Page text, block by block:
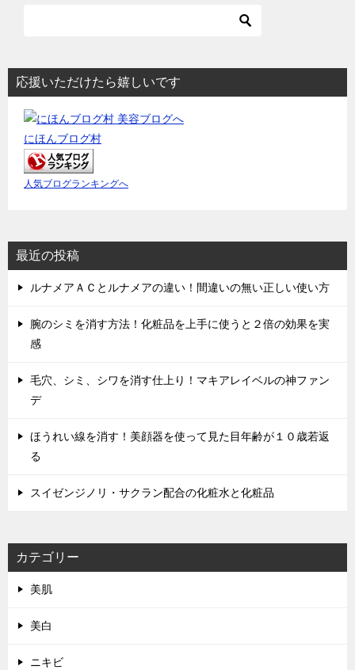
応援いただけたら嬉しいです
にほんブログ村
人気ブログランキングへ
最近の投稿
ルナメアＡＣとルナメアの違い！間違いの無い正しい使い方
腕のシミを消す方法！化粧品を上手に使うと２倍の効果を実
感
毛穴、シミ、シワを消す仕上り！マキアレイベルの神ファン
デ
ほうれい線を消す！美顔器を使って見た目年齢が１０歳若返
る
スイゼンジノリ・サクラン配合の化粧水と化粧品
カテゴリー
美肌
美白
ニキビ